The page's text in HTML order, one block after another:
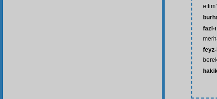
ettim”
fazl-
feyz-